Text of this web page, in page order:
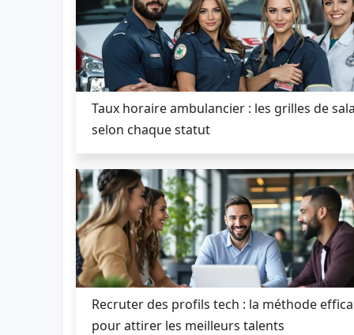
Taux horaire ambulancier : les grilles de
selon chaque statut
Recruter des profils tech : la méthode
pour attirer les meilleurs talents